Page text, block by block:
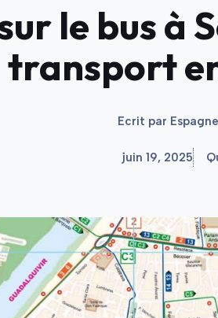
le bus à
transport
Ecrit par
juin 19, 2025